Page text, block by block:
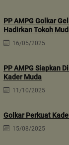
PP AMPG Golkar
Hadirkan Tokoh
16/05/2025
PP AMPG Siapkan
Kader Muda
11/10/2025
Golkar Perkuat
15/08/2025